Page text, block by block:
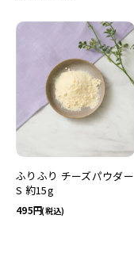
ふりふり チーズパウダー
S 約15g
495 (税込)